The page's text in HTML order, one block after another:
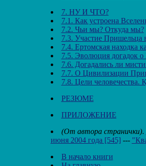
7. НУ И ЧТО?
7.1. Как устроена
7.2. Чьи мы? Откуда мы?
7.3. Участие
7.4. Ертомская находка
7.5. Эволюция догадок
7.6. Догадались ли
7.7. О Цивилизации
7.8. Цели человечества.
РЕЗЮМЕ
ПРИЛОЖЕНИЕ
(От автора странички).
июня 2004 года [545] ---
В начало книги